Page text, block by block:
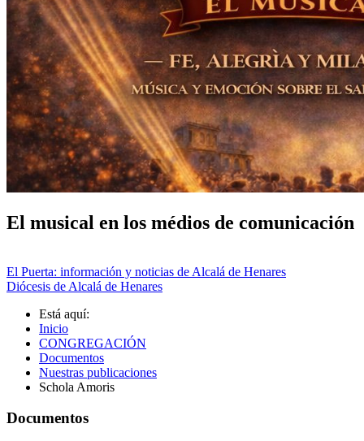
El musical en los médios de comunicación
El Puerta: información y noticias de Alcalá de Henares
Diócesis de Alcalá de Henares
Está aquí:
Inicio
CONGREGACIÓN
Documentos
Nuestras publicaciones
Schola Amoris
Documentos